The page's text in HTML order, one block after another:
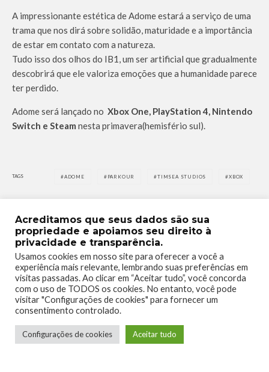
A impressionante estética de Adome estará a serviço de uma
trama que nos dirá sobre solidão, maturidade e a importância
de estar em contato com a natureza.
Tudo isso dos olhos do IB1, um ser artificial que gradualmente
descobrirá que ele valoriza emoções que a humanidade parece
ter perdido.
Adome será lançado no Xbox One, PlayStation 4, Nintendo
Switch e Steam nesta primavera(hemisfério sul).
TAGS ADOME PARKOUR TIMSEA STUDIOS XBOX
0 0
0
Acreditamos que seus dados são sua
propriedade e apoiamos seu direito à
privacidade e transparência.
Usamos cookies em nosso site para oferecer a você a
experiência mais relevante, lembrando suas preferências em
visitas passadas. Ao clicar em “Aceitar tudo”, você concorda
com o uso de TODOS os cookies. No entanto, você pode
visitar "Configurações de cookies" para fornecer um
consentimento controlado.
Configurações de cookies Aceitar tudo